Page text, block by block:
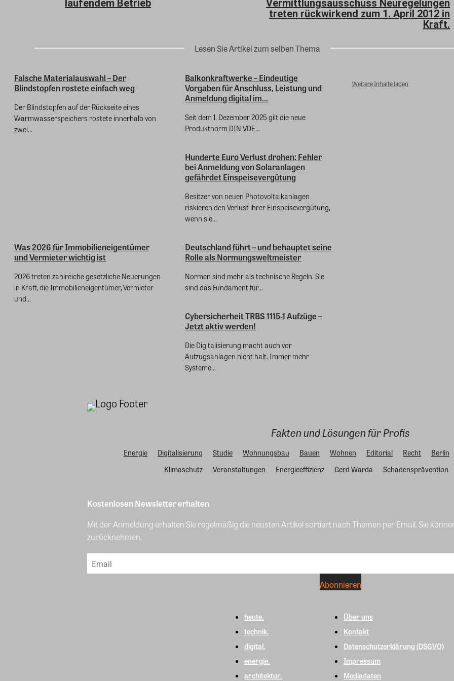
laufendem Betrieb
Vermittlungsausschuss Neuregelungen
treten rückwirkend zum 1. April 2012 in
Kraft.
Lesen Sie Artikel zum selben Thema
Falsche Materialauswahl – Der
Blindstopfen rostete einfach weg
Der Blindstopfen auf der Rückseite eines
Warmwasserspeichers rostete innerhalb von
zwei...
Balkonkraftwerke – Eindeutige
Vorgaben für Anschluss, Leistung und
Anmeldung digital im...
Seit dem 1. Dezember 2025 gilt die neue
Produktnorm DIN VDE...
Hunderte Euro Verlust drohen: Fehler
bei Anmeldung von Solaranlagen
gefährdet Einspeisevergütung
Besitzer von neuen Photovoltaikanlagen
riskieren den Verlust ihrer Einspeisevergütung,
wenn sie...
Was 2026 für Immobilieneigentümer
und Vermieter wichtig ist
2026 treten zahlreiche gesetzliche Neuerungen
in Kraft, die Immobilieneigentümer, Vermieter
und...
Deutschland führt – und behauptet seine
Rolle als Normungsweltmeister
Normen sind mehr als technische Regeln. Sie
sind das Fundament für...
Cybersicherheit TRBS 1115-1 Aufzüge –
Jetzt aktiv werden!
Die Digitalisierung macht auch vor
Aufzugsanlagen nicht halt. Immer mehr
Systeme...
Weitere Inhalte laden
Fakten und Lösungen für Profis
Energie Digitalisierung Studie Wohnungsbau Bauen Wohnen Editorial Recht Berlin
Klimaschutz
Veranstaltungen Energieeffizienz Gerd Warda Schadensprävention
Kostenlosen Newsletter erhalten
Mit der Anmeldung erhalten Sie regelmäßig die neusten Artikel sortiert nach Themen per Email. Sie
zurücknehmen.
heute.
technik.
digital.
energie.
architektur.
Über uns
Kontakt
Datenschutzerklärung (DSGVO)
Impressum
Mediadaten